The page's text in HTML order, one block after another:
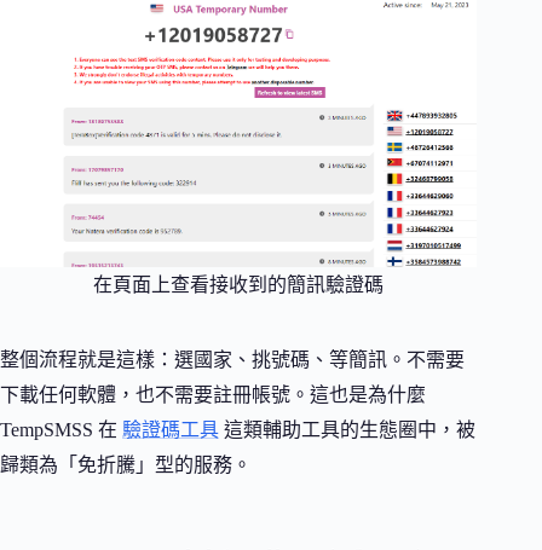
在頁面上查看接收到的簡訊驗證碼
整個流程就是這樣：選國家、挑號碼、等簡訊。不需要
下載任何軟體，也不需要註冊帳號。這也是為什麼
TempSMSS 在 驗證碼工具 這類輔助工具的生態圈中，被
歸類為「免折騰」型的服務。